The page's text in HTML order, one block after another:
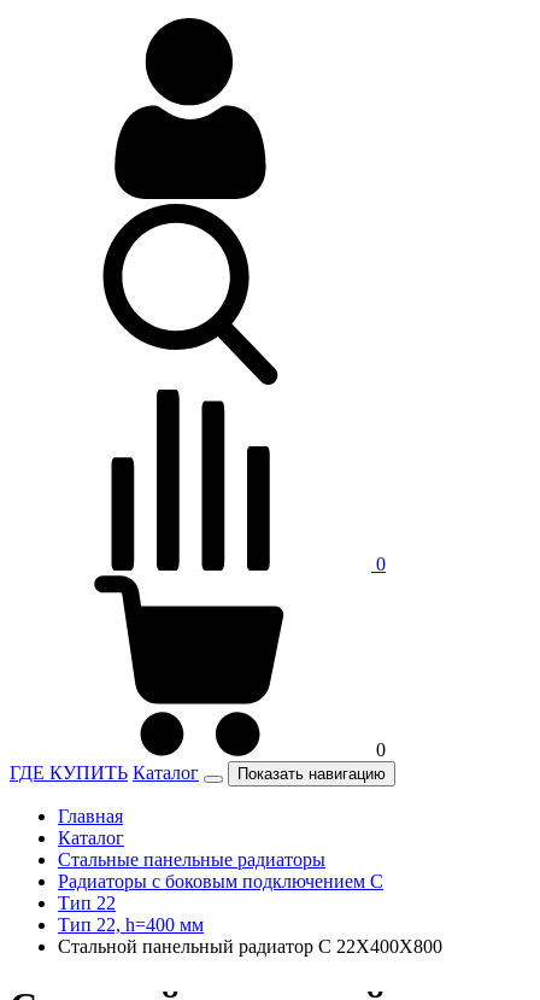
0
0
ГДЕ КУПИТЬ Каталог Показать навигацию
Главная
Каталог
Стальные панельные радиаторы
Радиаторы c боковым подключением C
Тип 22
Тип 22, h=400 мм
Стальной панельный радиатор C 22Х400Х800